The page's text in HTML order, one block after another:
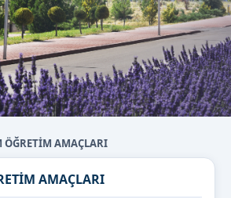
ÖĞRETİM AMAÇLARI
AMAÇLARI